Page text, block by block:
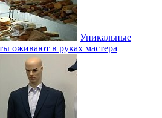
Уникальные
оживают в руках мастера